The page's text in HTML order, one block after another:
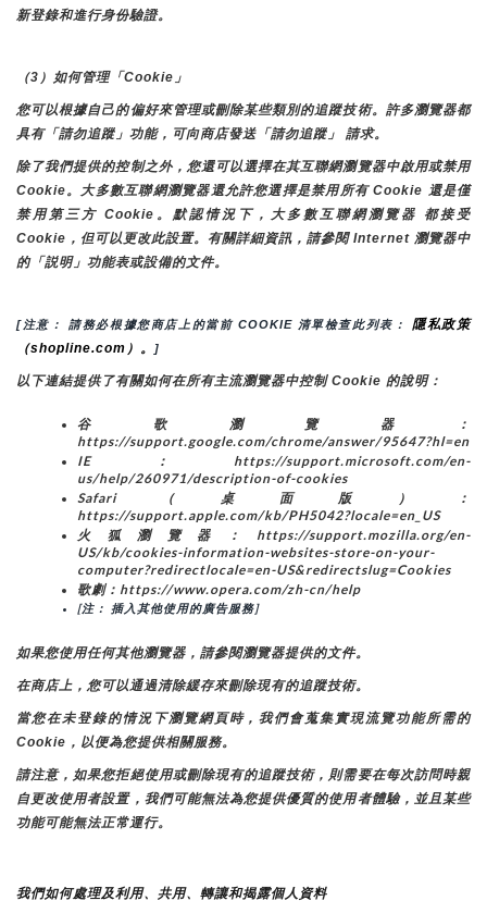
新登錄和進行身份驗證。
（3）如何管理「Cookie」
您可以根據自己的偏好來管理或刪除某些類別的追蹤技術。許多瀏覽器都
具有「請勿追蹤」功能，可向商店發送「請勿追蹤」 請求。
除了我們提供的控制之外，您還可以選擇在其互聯網瀏覽器中啟用或禁用
Cookie。大多數互聯網瀏覽器還允許您選擇是禁用所有 Cookie 還是僅
禁用第三方 Cookie。默認情況下，大多數互聯網瀏覽器 都接受
Cookie，但可以更改此設置。有關詳細資訊，請參閱 Internet 瀏覽器中
的「説明」功能表或設備的文件。
[注意： 請務必根據您商店上的當前 COOKIE 清單檢查此列表： 隱私政策
（shopline.com）。
]
以下連結提供了有關如何在所有主流瀏覽器中控制 Cookie 的說明：
谷歌瀏覽器：
https://support.google.com/chrome/answer/95647?hl=en
IE：https://support.microsoft.com/en-
us/help/260971/description-of-cookies
Safari（桌面版）：
https://support.apple.com/kb/PH5042?locale=en_US
火狐瀏覽器：https://support.mozilla.org/en-
US/kb/cookies-information-websites-store-on-your-
computer?redirectlocale=en-US&redirectslug=Cookies
歌劇：https://www.opera.com/zh-cn/help
[注： 插入其他使用的廣告服務]
如果您使用任何其他瀏覽器，請參閱瀏覽器提供的文件。
在商店上，您可以通過清除緩存來刪除現有的追蹤技術。
當您在未登錄的情況下瀏覽網頁時，我們會蒐集實現流覽功能所需的
Cookie，以便為您提供相關服務。
請注意，如果您拒絕使用或刪除現有的追蹤技術，則需要在每次訪問時親
自更改使用者設置，我們可能無法為您提供優質的使用者體驗，並且某些
功能可能無法正常運行。
我們如何處理及利用、共用、轉讓和揭露個人資料